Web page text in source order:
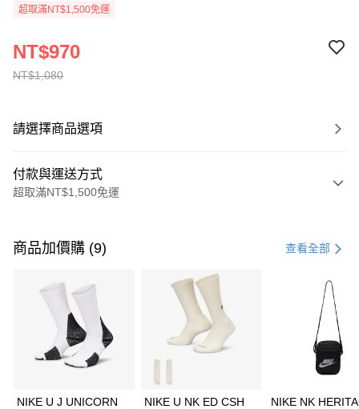
超取滿NT$1,500免運
NT$1,080
NT$970
請選擇商品選項
付款與運送方式
超取滿NT$1,500免運
信用卡一次付款
3 期 0 利率 每期 21家銀行
合作金庫商業銀行
第一商業銀行
華南商業銀行
彰化商業銀行
上海商業儲蓄銀行
Apple Pay
商品加價購 (9) 查看全部
NIKE U J UNICORN
NIKE U NK ED CSH
NIKE NK